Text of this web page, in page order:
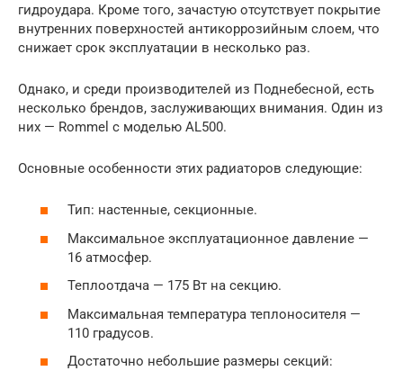
гидроудара. Кроме того, зачастую отсутствует покрытие
внутренних поверхностей антикоррозийным слоем, что
снижает срок эксплуатации в несколько раз.
Однако, и среди производителей из Поднебесной, есть
несколько брендов, заслуживающих внимания. Один из
них — Rommel с моделью AL500.
Основные особенности этих радиаторов следующие:
Тип: настенные, секционные.
Максимальное эксплуатационное давление —
16 атмосфер.
Теплоотдача — 175 Вт на секцию.
Максимальная температура теплоносителя —
110 градусов.
Достаточно небольшие размеры секций: